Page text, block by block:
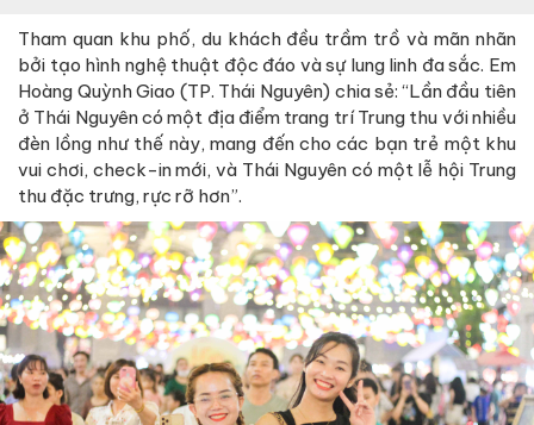
Tham quan khu phố, du khách đều trầm trồ và mãn nhãn
bởi tạo hình nghệ thuật độc đáo và sự lung linh đa sắc. Em
Hoàng Quỳnh Giao (TP. Thái Nguyên) chia sẻ: “Lần đầu tiên
ở Thái Nguyên có một địa điểm trang trí Trung thu với nhiều
đèn lồng như thế này, mang đến cho các bạn trẻ một khu
vui chơi, check-in mới, và Thái Nguyên có một lễ hội Trung
thu đặc trưng, rực rỡ hơn”.